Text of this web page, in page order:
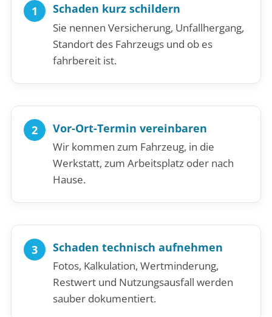
Schaden kurz schildern
Sie nennen Versicherung, Unfallhergang,
Standort des Fahrzeugs und ob es
fahrbereit ist.
Vor-Ort-Termin vereinbaren
Wir kommen zum Fahrzeug, in die
Werkstatt, zum Arbeitsplatz oder nach
Hause.
Schaden technisch aufnehmen
Fotos, Kalkulation, Wertminderung,
Restwert und Nutzungsausfall werden
sauber dokumentiert.